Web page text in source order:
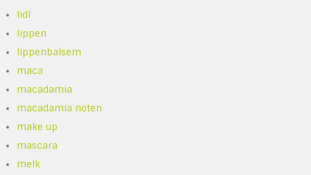
lidl
lippen
lippenbalsem
maca
macadamia
macadamia noten
make up
mascara
melk